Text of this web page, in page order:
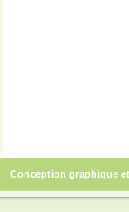
Conception graphique